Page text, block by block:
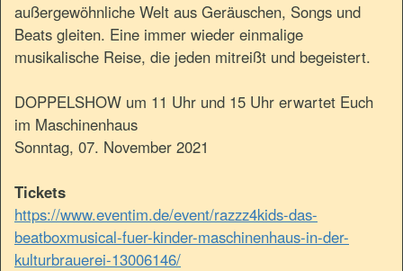
außergewöhnliche Welt aus Geräuschen, Songs und
Beats gleiten. Eine immer wieder einmalige
musikalische Reise, die jeden mitreißt und begeistert.
DOPPELSHOW um 11 Uhr und 15 Uhr erwartet Euch
im Maschinenhaus
Sonntag, 07. November 2021
Tickets
https://www.eventim.de/event/razzz4kids-das-
beatboxmusical-fuer-kinder-maschinenhaus-in-der-
kulturbrauerei-13006146/